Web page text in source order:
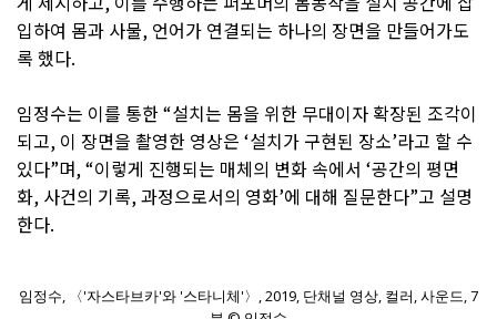
입하여 몸과 사물, 언어가 연결되는 하나의 장면을 만들어가도
록 했다.
임정수는 이를 통한 “설치는 몸을 위한 무대이자 확장된 조각이
되고, 이 장면을 촬영한 영상은 ‘설치가 구현된 장소’라고 할 수
있다”며, “이렇게 진행되는 매체의 변화 속에서 ‘공간의 평면
화, 사건의 기록, 과정으로서의 영화’에 대해 질문한다”고 설명
한다.
임정수, 〈'자스타브카'와 '스타니체'〉, 2019, 단채널 영상, 컬러, 사운드, 7